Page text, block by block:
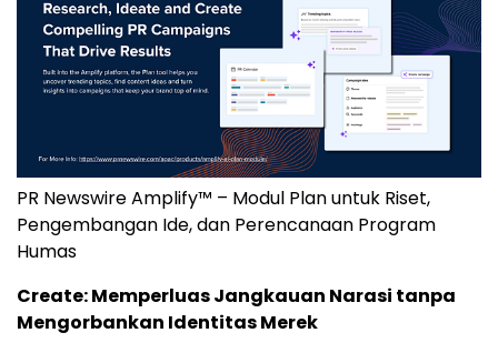
PR Newswire Amplify™ – Modul Plan untuk Riset,
Pengembangan Ide, dan Perencanaan Program
Humas
Create: Memperluas Jangkauan Narasi tanpa
Mengorbankan Identitas Merek